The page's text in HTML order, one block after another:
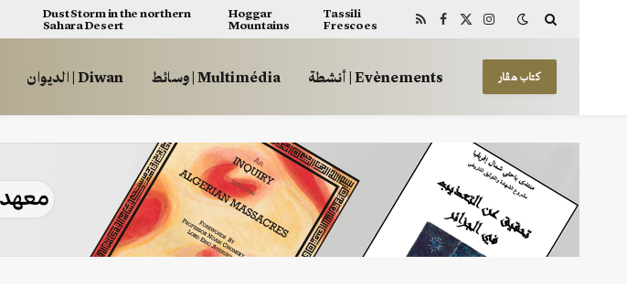
Dust Storm in the northern
Sahara Desert
Hoggar
Mountains
Tassili
Frescoes
RSS Facebook
X
Instagram
الديوان | Diwan وسائط | Multimédia أنشطة | Evènements كتاب هڤار